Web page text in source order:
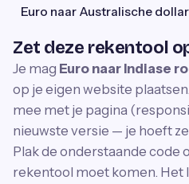
Euro naar Australische
Zet deze rekentool
Je mag Euro naar Indiase
op je eigen website
mee met je pagina
nieuwste versie — je hoeft
Plak de onderstaande code
rekentool moet komen. Het